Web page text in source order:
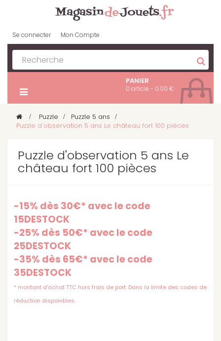
Se connecter Mon Compte
PANIER
0 article - 0.00 €
> Puzzle > Puzzle 5 ans >
Puzzle d'observation 5 ans Le château fort 100 pièces
Puzzle d'observation 5 ans Le
château fort 100 pièces
-15% dès 30€* avec le code
15DESTOCK
-25% dès 50€* avec le code
25DESTOCK
-35% dès 65€* avec le code
35DESTOCK
* montant d'achat TTC hors frais de port. Dans la limite des codes de
réduction disponibles.